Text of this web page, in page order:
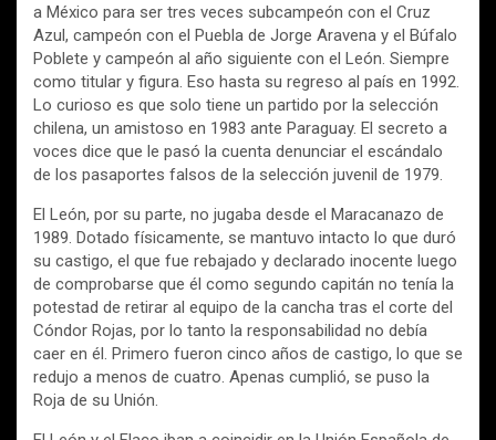
a México para ser tres veces subcampeón con el Cruz
Azul, campeón con el Puebla de Jorge Aravena y el Búfalo
Poblete y campeón al año siguiente con el León. Siempre
como titular y figura. Eso hasta su regreso al país en 1992.
Lo curioso es que solo tiene un partido por la selección
chilena, un amistoso en 1983 ante Paraguay. El secreto a
voces dice que le pasó la cuenta denunciar el escándalo
de los pasaportes falsos de la selección juvenil de 1979.
El León, por su parte, no jugaba desde el Maracanazo de
1989. Dotado físicamente, se mantuvo intacto lo que duró
su castigo, el que fue rebajado y declarado inocente luego
de comprobarse que él como segundo capitán no tenía la
potestad de retirar al equipo de la cancha tras el corte del
Cóndor Rojas, por lo tanto la responsabilidad no debía
caer en él. Primero fueron cinco años de castigo, lo que se
redujo a menos de cuatro. Apenas cumplió, se puso la
Roja de su Unión.